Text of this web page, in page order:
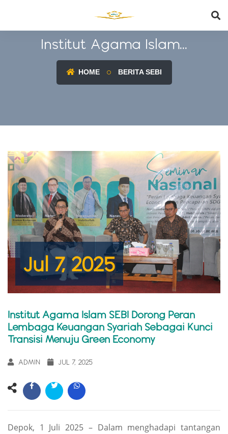
Institut Agama Islam...
HOME BERITA SEBI
Jul 7, 2025
Institut Agama Islam SEBI Dorong Peran
Lembaga Keuangan Syariah Sebagai Kunci
Transisi Menuju Green Economy
ADMIN JUL 7, 2025
Depok, 1 Juli 2025 – Dalam menghadapi tantangan